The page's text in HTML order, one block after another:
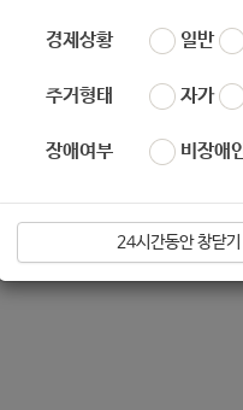
경제상황 일반
주거형태 자가
장애여부 비장애
24시간동안 창닫기
: 저소득 지원]
지원]
소득 어르신 지원]
원]
, 일상생활 지원]